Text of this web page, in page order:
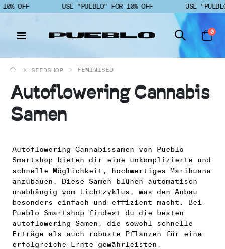
OFF USE "PUEBLO" FOR 10% OFF USE
N
t
o
h
a
l
t
e
n
Cart
0
SEEDSHOP FEMINISED
Autoflowering Cannabis
Samen
Autoflowering Cannabissamen von Pueblo
Smartshop bieten dir eine unkomplizierte und
schnelle Möglichkeit, hochwertiges Marihuana
anzubauen. Diese Samen blühen automatisch
unabhängig vom Lichtzyklus, was den Anbau
besonders einfach und effizient macht. Bei
Pueblo Smartshop findest du die besten
autoflowering Samen, die sowohl schnelle
Erträge als auch robuste Pflanzen für eine
erfolgreiche Ernte gewährleisten.